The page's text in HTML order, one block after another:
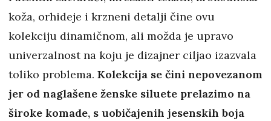
koža, orhideje i krzneni detalji čine ovu
kolekciju dinamičnom, ali možda je upravo
univerzalnost na koju je dizajner ciljao izazvala
toliko problema. Kolekcija se čini nepovezanom
jer od naglašene ženske siluete prelazimo na
široke komade, s uobičajenih jesenskih boja